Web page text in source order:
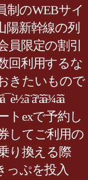
制のWEBサイ
陽新幹線の列
員限定の割引
回利用するな
きたいもので
トexで予約し
してご利用の
り換える際
っぷを投入